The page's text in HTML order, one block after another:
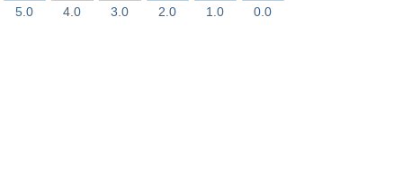
5.0 4.0 3.0 2.0 1.0 0.0